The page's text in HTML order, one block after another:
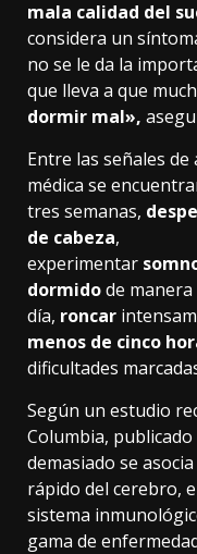
mala calidad del
considera un
no se le da la
que lleva a que
dormir mal»,
Entre las señales
médica se
tres semanas,
de cabeza,
experimentar
dormidode
día, roncar
menos de cinco
dificultades
Según un estudio
Columbia, publicado
demasiado se
rápido del cerebro,
sistema
gama de